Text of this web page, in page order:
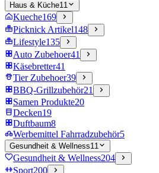
Haus & Küche11
Kueche169
Picknick Artikel148
Lifestyle135
Auto Zubehoer41
Käsebretter41
Tier Zubehoer39
BBQ-Grillzubehör21
Samen Produkte20
Decken19
Duftbaum8
Werbemittel Fahrradzubehör5
Gesundheit & Wellness11
Gesundheit & Wellness204
Sport200